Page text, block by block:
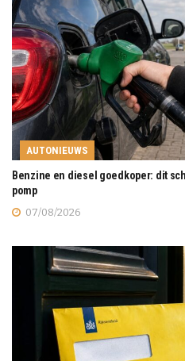
AUTONIEUWS
Benzine en diesel goedkoper: dit
pomp
07/08/2026